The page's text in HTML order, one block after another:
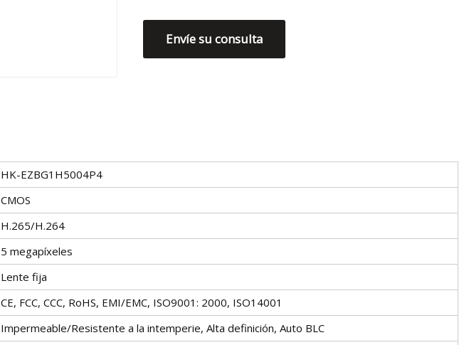
Envíe su consulta
HK-EZBG1H5004P4
CMOS
H.265/H.264
5 megapíxeles
Lente fija
CE, FCC, CCC, RoHS, EMI/EMC, ISO9001: 2000, ISO14001
Impermeable/Resistente a la intemperie, Alta definición, Auto BLC